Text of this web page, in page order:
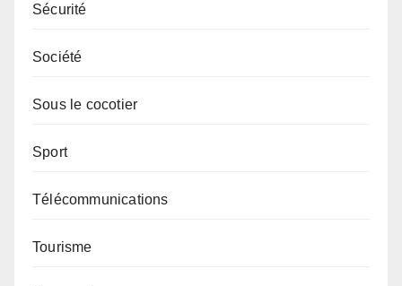
Sécurité
Société
Sous le cocotier
Sport
Télécommunications
Tourisme